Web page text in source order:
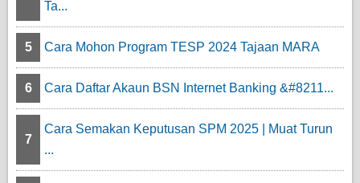
Ta...
5 Cara Mohon Program TESP 2024 Tajaan MARA
6 Cara Daftar Akaun BSN Internet Banking &#8211...
7
Cara Semakan Keputusan SPM 2025 | Muat Turun
...